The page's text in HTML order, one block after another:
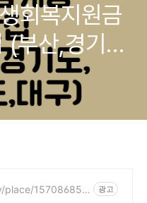
회복지원금
부산,경기
place/157086857
광고